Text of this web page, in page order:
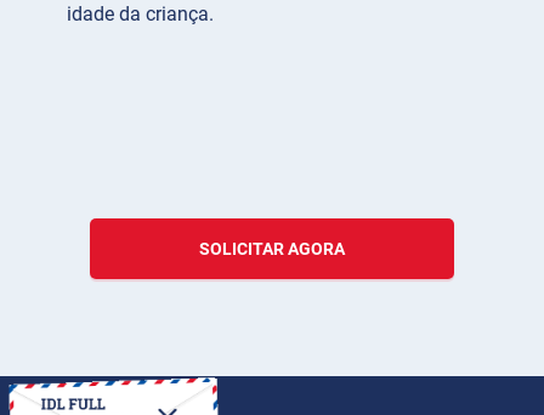
idade da criança.
SOLICITAR AGORA